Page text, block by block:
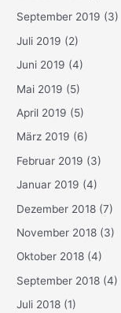
September 2019 (3)
Juli 2019 (2)
Juni 2019 (4)
Mai 2019 (5)
April 2019 (5)
März 2019 (6)
Februar 2019 (3)
Januar 2019 (4)
Dezember 2018 (7)
November 2018 (3)
Oktober 2018 (4)
September 2018 (4)
Juli 2018 (1)